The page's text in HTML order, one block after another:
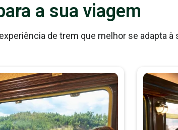
a sua viagem
de trem que melhor se adapta à